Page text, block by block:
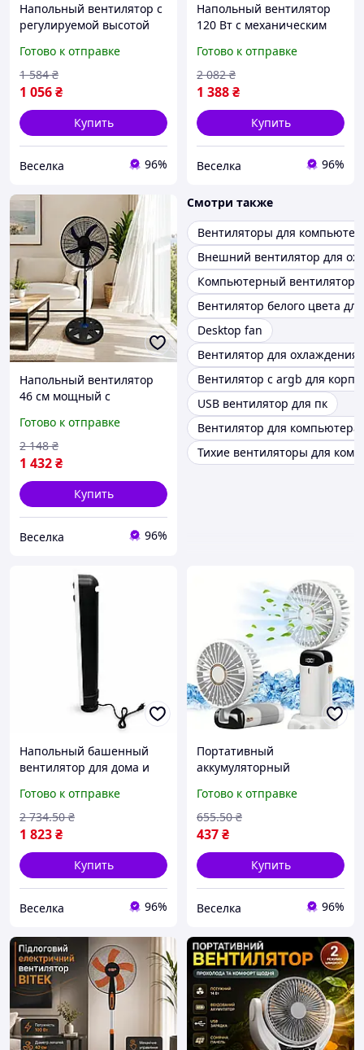
Напольный вентилятор с
регулируемой высотой
дома офиса кафе и
помещений до 30 кв м
FLAME
Готово к отправке
1 056₴
1 584 ₴
Купить
Веселка 96%
Напольный вентилятор
120 Вт с механическим
офиса и дома мощный
охлаждающий агрегат
FLAME
Готово к отправке
1 388₴
2 082 ₴
Купить
Веселка 96%
Напольный вентилятор
46 см мощный с
управлением
телескопическая стойка
для дома и офиса FLAME
Готово к отправке
1 432₴
2 148 ₴
Купить
Веселка 96%
Смотри также
Вентиляторы для
Внешний вентилятор для
Компьютерный вентилятор
Вентилятор белого цвета
Desktop fan
Вентилятор для
Вентилятор с argb для
USB вентилятор для пк
Вентилятор для компьютера
Тихие вентиляторы для
Напольный башенный
вентилятор для дома и
40 Вт с механическим
управлением и стильным
дизайном FLAME
Готово к отправке
1 823₴
2 734.50 ₴
Купить
Веселка 96%
Портативный
аккумуляторный
скоростями и дисплеем
для дома и офиса защита
от детей FLAME
Готово к отправке
437₴
655.50 ₴
Купить
Веселка 96%